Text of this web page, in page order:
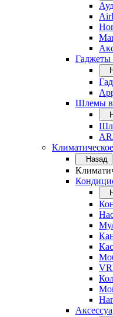
Гаджеты
Шлемы
Назад